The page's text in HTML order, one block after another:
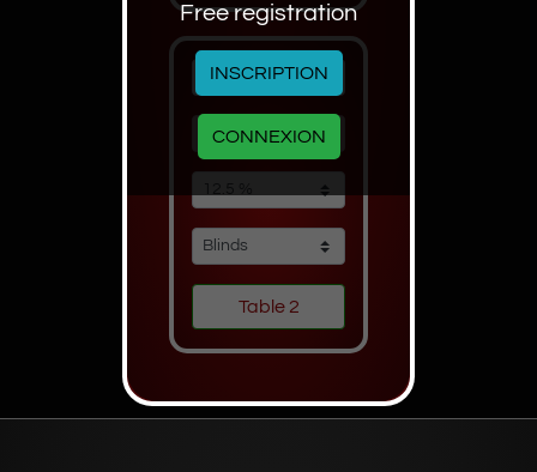
Free registration
INSCRIPTION
CONNEXION